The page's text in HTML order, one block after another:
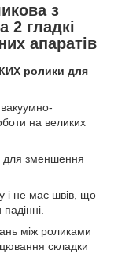
з
2 гладкі
апаратів
ролики для
на великих
для зменшення
і не має швів, що
між роликами
складки